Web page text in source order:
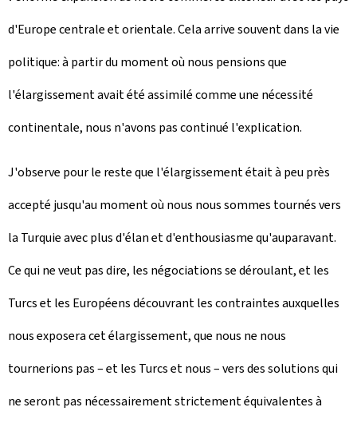
d'Europe centrale et orientale. Cela arrive souvent dans la vie
politique: à partir du moment où nous pensions que
l'élargissement avait été assimilé comme une nécessité
continentale, nous n'avons pas continué l'explication.
J'observe pour le reste que l'élargissement était à peu près
accepté jusqu'au moment où nous nous sommes tournés vers
la Turquie avec plus d'élan et d'enthousiasme qu'auparavant.
Ce qui ne veut pas dire, les négociations se déroulant, et les
Turcs et les Européens découvrant les contraintes auxquelles
nous exposera cet élargissement, que nous ne nous
tournerions pas – et les Turcs et nous – vers des solutions qui
ne seront pas nécessairement strictement équivalentes à